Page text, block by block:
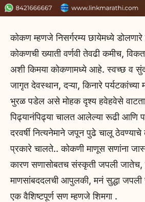
कोकण म्हणजे निसर्गरम्य छायेमध्ये
कोकणची ख्याती वर्णवी तेवढी कमीच,
अशी किमया कोकणामध्ये आहे. स्वच्छ व
जागृत देवस्थान, दऱ्या, किनारे पर्यटकांच्या
भुरळ पडेल असे मोहक दृश्य हवेहवेसे
पिढ्यानंपिढ्या चालत आलेल्या रूढी आणि
दरवर्षी नित्यनेमाने जपून पुढे चालू ठेवण्याचे
प्रकारे चालते.. कोकणी माणूस सणांना
कारण सणासोबतच संस्कृती जपली जातेच,
माणसांबददलची आपुलकी, मनं सुद्धा जपली
एक वैशिष्टपूर्ण सण म्हणजे शिमगा .